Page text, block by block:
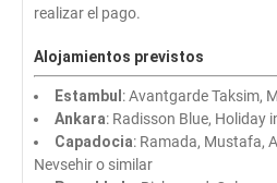
realizar el pago.
Alojamientos previstos
Estambul: Avantgarde Taksim,
Ankara: Radisson Blue, Holiday
Capadocia: Ramada, Mustafa,
Nevsehir o similar